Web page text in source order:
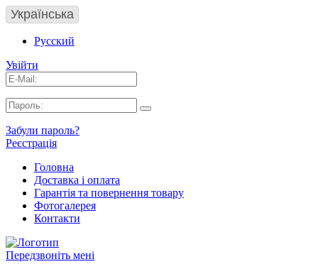
Українська
Русский
Увійти
Забули пароль?
Реєстрація
Головна
Доставка і оплата
Гарантія та повернення товару
Фотогалерея
Контакти
Передзвоніть мені